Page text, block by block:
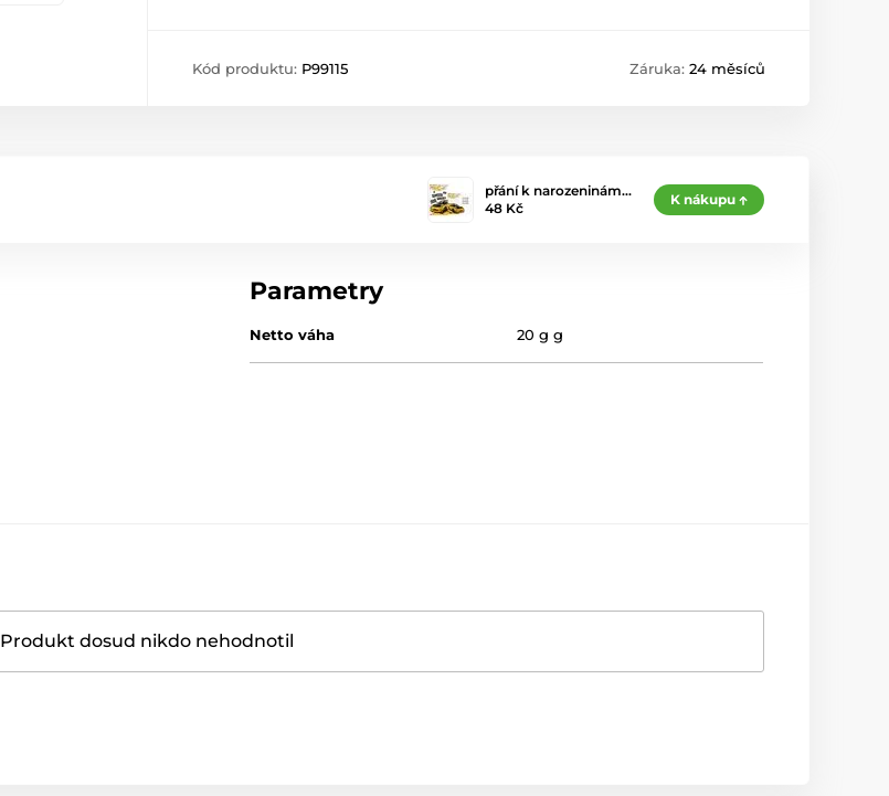
Kód produktu: P99115 Záruka: 24 měsíců
přání k narozeninám…
48 Kč
K nákupu
Parametry
Netto váha 20 g g
Produkt dosud nikdo nehodnotil